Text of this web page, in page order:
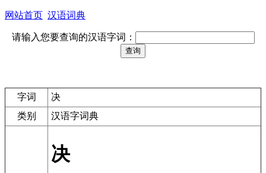
网站首页 汉语词典
请输入您要查询的汉语字词：
字词
决
类别
汉语字词典
决